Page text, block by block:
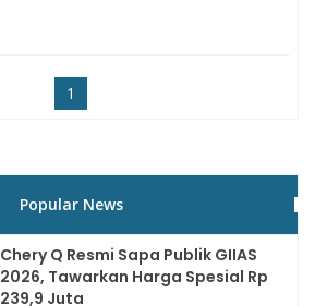
1
Popular News
Chery Q Resmi Sapa Publik GIIAS
2026, Tawarkan Harga Spesial Rp
239,9 Juta